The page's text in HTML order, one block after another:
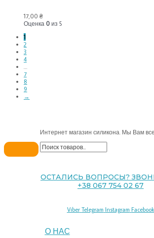
17,00 ₴
Оценка 0 из 5
1
2
3
4
…
7
8
9
→
Интернет магазин силикона. Мы Вам
ОСТАЛИСЬ ВОПРОСЫ?
+38 067 754 02 67
Viber Telegram Instagram Facebook
О НАС